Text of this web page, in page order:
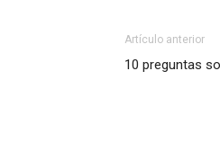
Artículo anterior
10 preguntas